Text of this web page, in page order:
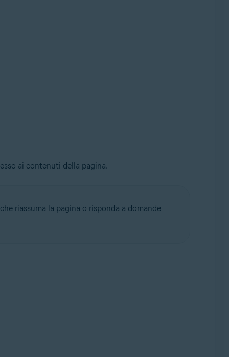
ai contenuti della pagina.
riassuma la pagina o risponda a domande